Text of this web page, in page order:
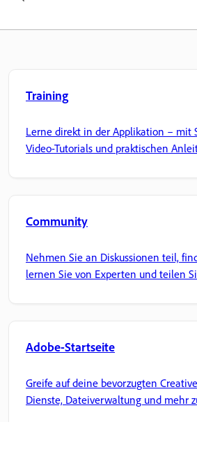
Training
Lerne direkt in der Applikation – mit
Video-Tutorials und praktischen
Community
Nehmen Sie an Diskussionen teil,
lernen Sie von Experten und teilen
Adobe-Startseite
Greife auf deine bevorzugten
Dienste, Dateiverwaltung und mehr